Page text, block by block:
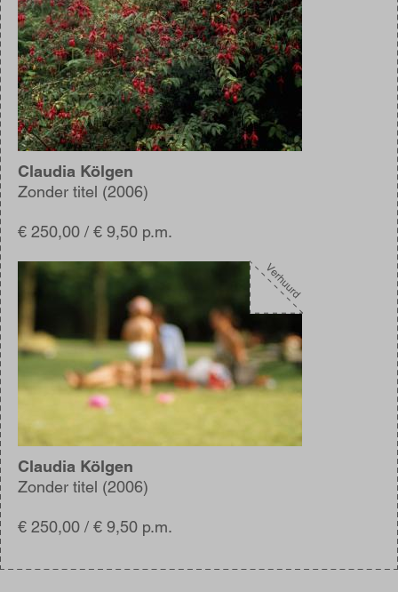
Claudia Kölgen
Zonder titel (2006)
€ 250,00 / € 9,50 p.m.
Afbeelding
Claudia Kölgen
Zonder titel (2006)
€ 250,00 / € 9,50 p.m.